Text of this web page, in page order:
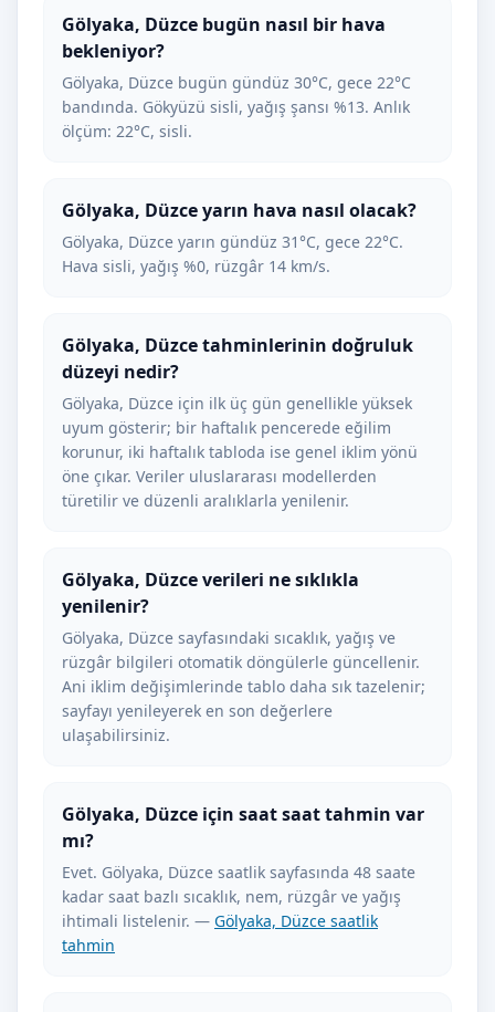
Gölyaka, Düzce bugün nasıl bir hava
bekleniyor?
Gölyaka, Düzce bugün gündüz 30°C, gece 22°C
bandında. Gökyüzü sisli, yağış şansı %13. Anlık
ölçüm: 22°C, sisli.
Gölyaka, Düzce yarın hava nasıl olacak?
Gölyaka, Düzce yarın gündüz 31°C, gece 22°C.
Hava sisli, yağış %0, rüzgâr 14 km/s.
Gölyaka, Düzce tahminlerinin doğruluk
düzeyi nedir?
Gölyaka, Düzce için ilk üç gün genellikle yüksek
uyum gösterir; bir haftalık pencerede eğilim
korunur, iki haftalık tabloda ise genel iklim yönü
öne çıkar. Veriler uluslararası modellerden
türetilir ve düzenli aralıklarla yenilenir.
Gölyaka, Düzce verileri ne sıklıkla
yenilenir?
Gölyaka, Düzce sayfasındaki sıcaklık, yağış ve
rüzgâr bilgileri otomatik döngülerle güncellenir.
Ani iklim değişimlerinde tablo daha sık tazelenir;
sayfayı yenileyerek en son değerlere
ulaşabilirsiniz.
Gölyaka, Düzce için saat saat tahmin var
mı?
Evet. Gölyaka, Düzce saatlik sayfasında 48 saate
kadar saat bazlı sıcaklık, nem, rüzgâr ve yağış
ihtimali listelenir. — Gölyaka, Düzce saatlik
tahmin